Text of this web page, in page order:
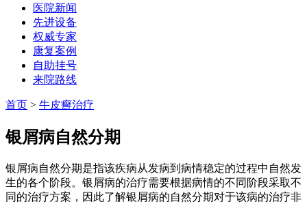
医院新闻
先进设备
权威专家
康复案例
自助挂号
来院路线
首页 > 牛皮癣治疗
银屑病自然分期
银屑病自然分期是指该疾病从发病到病情稳定的过程中自然发
生的各个阶段。银屑病的治疗需要根据病情的不同阶段采取不
同的治疗方案，因此了解银屑病的自然分期对于该病的治疗非